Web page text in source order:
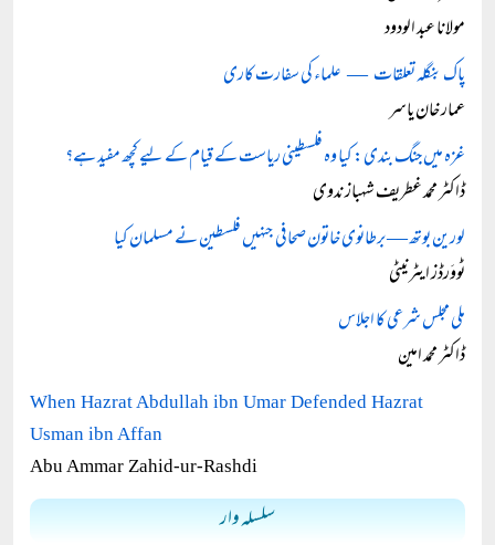
مولانا عبد الودود
پاک بنگلہ تعلقات — علماء کی سفارت کاری
عمار خان یاسر
غزہ میں جنگ بندی: کیا وہ فلسطینی ریاست کے قیام کے لیے کچھ مفید ہے؟
ڈاکٹر محمد غطریف شہباز ندوی
لورین بوتھ — برطانوی خاتون صحافی جنہیں فلسطین نے مسلمان کیا
ٹووَرڈز ایٹرنیٹی
ملی مجلس شرعی کا اجلاس
ڈاکٹر محمد امین
When Hazrat Abdullah ibn Umar Defended Hazrat
Usman ibn Affan
Abu Ammar Zahid-ur-Rashdi
سلسلہ وار